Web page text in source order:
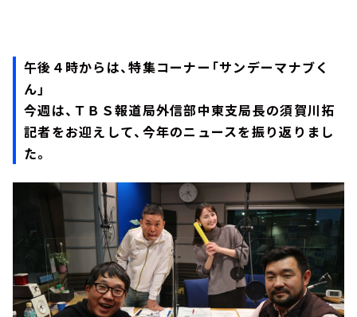
午後４時からは、特集コーナー「サンデーマナブく
ん」
今週は、ＴＢＳ報道局外信部中東支局長の須賀川拓
記者をお迎えして、今年のニュースを振り返りまし
た。